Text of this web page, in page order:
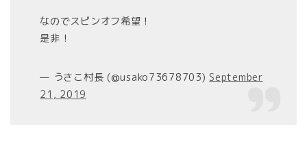
なのでスピンオフ希望！
是非！
— うさこ村長 (@usako73678703) September
21, 2019